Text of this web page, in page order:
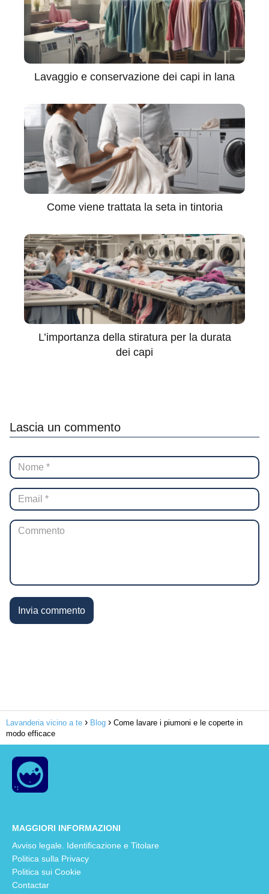
Lavaggio e conservazione dei capi in lana
Come viene trattata la seta in tintoria
L’importanza della stiratura per la durata
dei capi
Lascia un commento
Lavanderia vicino a te Blog
Come lavare i piumoni e le coperte in
modo efficace
MAGGIORI INFORMAZIONI
Avviso legale. Identificazione e Titolare
Politica sulla Privacy
Politica sui Cookie
Contactar